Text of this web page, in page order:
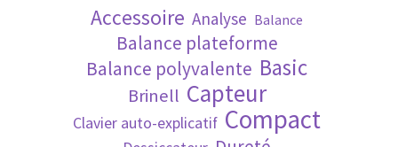
Politique de confidentialité
Politique en matière de remboursements et
Accessoire Analyse Balance
Balance plateforme
Balance polyvalente Basic
Brinell Capteur
Clavier auto-explicatif Compact